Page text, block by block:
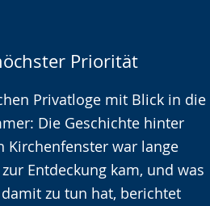
Priorität
Privatloge mit Blick in die
Die Geschichte hinter
Kirchenfenster war lange
Entdeckung kam, und was
zu tun hat, berichtet